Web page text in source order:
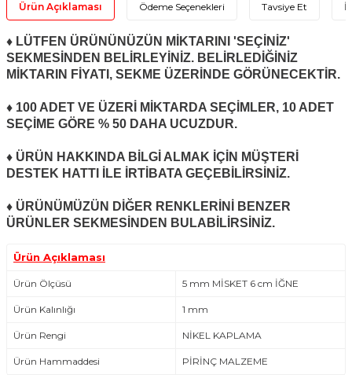
Ürün Açıklaması Ödeme Seçenekleri Tavsiye Et
♦ LÜTFEN ÜRÜNÜNÜZÜN MİKTARINI 'SEÇİNİZ'
SEKMESİNDEN BELİRLEYİNİZ. BELİRLEDİĞİNİZ
MİKTARIN FİYATI, SEKME ÜZERİNDE GÖRÜNECEKTİR.
♦ 100 ADET VE ÜZERİ MİKTARDA SEÇİMLER, 10 ADET
SEÇİME GÖRE % 50 DAHA UCUZDUR.
♦ ÜRÜN HAKKINDA BİLGİ ALMAK İÇİN MÜŞTERİ
DESTEK HATTI İLE İRTİBATA GEÇEBİLİRSİNİZ.
♦ ÜRÜNÜMÜZÜN DİĞER RENKLERİNİ BENZER
ÜRÜNLER SEKMESİNDEN BULABİLİRSİNİZ.
Ürün Açıklaması
Ürün Ölçüsü 5 mm MİSKET 6 cm İĞNE
Ürün Kalınlığı 1 mm
Ürün Rengi NİKEL KAPLAMA
Ürün Hammaddesi PİRİNÇ MALZEME